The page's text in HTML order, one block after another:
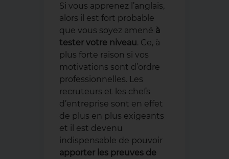
Si vous apprenez l’anglais,
alors il est fort probable
que vous soyez amené à
tester votre niveau. Ce, à
plus forte raison si vos
motivations sont d’ordre
professionnelles. Les
recruteurs et les chefs
d’entreprise sont en effet
de plus en plus exigeants
et il est devenu
indispensable de pouvoir
apporter les preuves de